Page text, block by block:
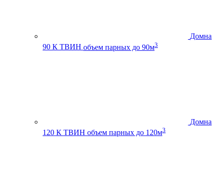
Домна
90 К ТВИН объем парных до 90м3
Домна
120 К ТВИН объем парных до 120м3